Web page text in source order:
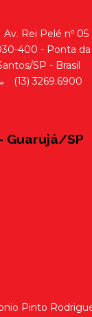
Av. Rei Pelé nº 05
400 - Ponta da
SP - Brasil
(13) 3269.6900
Guarujá/SP
Pinto